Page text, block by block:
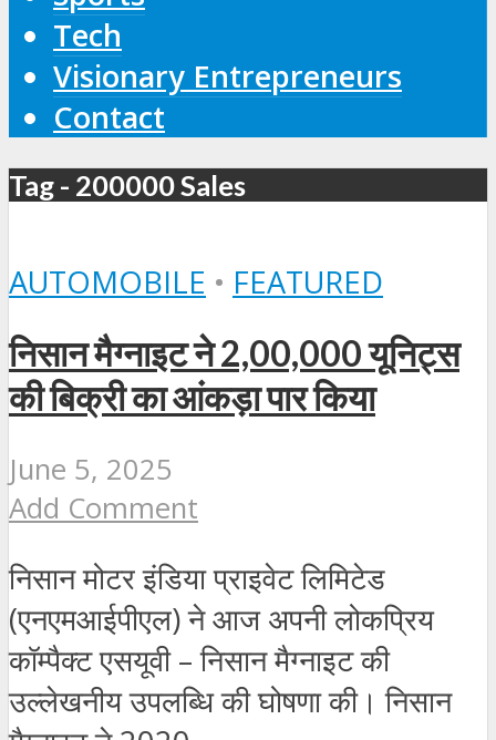
Tech
Visionary Entrepreneurs
Contact
Tag - 200000 Sales
AUTOMOBILE • FEATURED
निसान मैग्नाइट ने 2,00,000 यूनिट्स
की बिक्री का आंकड़ा पार किया
June 5, 2025
Add Comment
निसान मोटर इंडिया प्राइवेट लिमिटेड
(एनएमआईपीएल) ने आज अपनी लोकप्रिय
कॉम्पैक्ट एसयूवी – निसान मैग्नाइट की
उल्लेखनीय उपलब्धि की घोषणा की। निसान